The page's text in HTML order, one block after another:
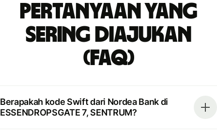
Pertanyaan yang
Sering Diajukan
(FAQ)
Berapakah kode Swift dari Nordea Bank di
ESSENDROPSGATE 7, SENTRUM?